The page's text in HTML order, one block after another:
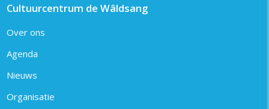
Cultuurcentrum de Wâldsang
Over ons
Agenda
Nieuws
Organisatie